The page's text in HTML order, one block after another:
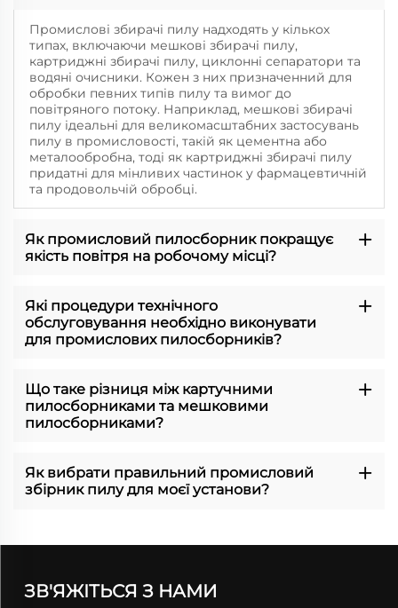
Промислові збирачі пилу надходять у кількох
типах, включаючи мешкові збирачі пилу,
картриджні збирачі пилу, циклонні сепаратори та
водяні очисники. Кожен з них призначенний для
обробки певних типів пилу та вимог до
повітряного потоку. Наприклад, мешкові збирачі
пилу ідеальні для великомасштабних застосувань
пилу в промисловості, такій як цементна або
металообробна, тоді як картриджні збирачі пилу
придатні для мінливих частинок у фармацевтичній
та продовольчій обробці.
Як промисловий пилосборник покращує
якість повітря на робочому місці?
Які процедури технічного
обслуговування необхідно виконувати
для промислових пилосборників?
Що таке різниця між картучними
пилосборниками та мешковими
пилосборниками?
Як вибрати правильний промисловий
збірник пилу для моєї установи?
ЗВ'ЯЖІТЬСЯ З НАМИ